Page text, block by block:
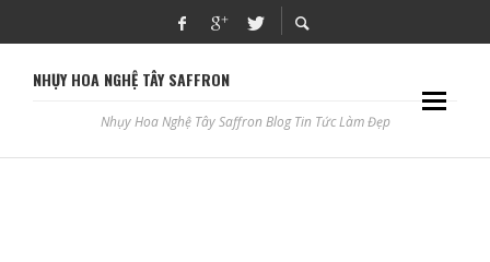
NHỤY HOA NGHỆ TÂY SAFFRON
Nhụy Hoa Nghệ Tây Saffron Blog Tin Tức Làm Đẹp